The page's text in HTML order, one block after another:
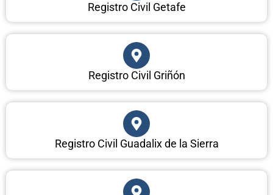
Registro Civil Getafe
Registro Civil Griñón
Registro Civil Guadalix de la Sierra